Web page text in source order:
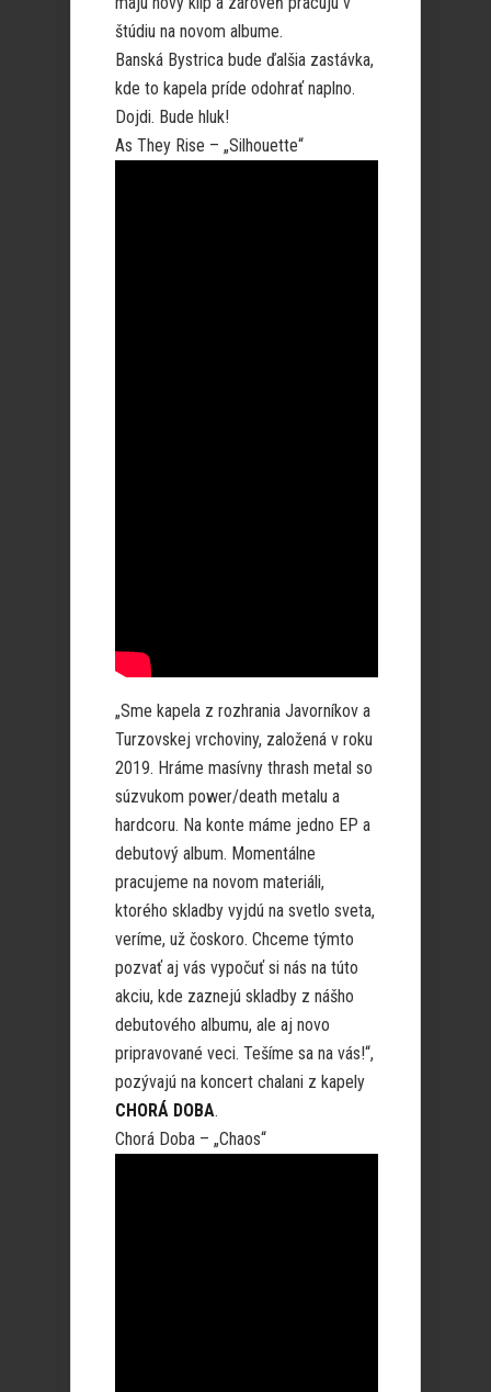
štúdiu na novom albume.
Banská Bystrica bude ďalšia zastávka,
kde to kapela príde odohrať naplno.
Dojdi. Bude hluk!
As They Rise – „Silhouette“
„Sme kapela z rozhrania Javorníkov a
Turzovskej vrchoviny, založená v roku
2019. Hráme masívny thrash metal so
súzvukom power/death metalu a
hardcoru. Na konte máme jedno EP a
debutový album. Momentálne
pracujeme na novom materiáli,
ktorého skladby vyjdú na svetlo sveta,
veríme, už čoskoro. Chceme týmto
pozvať aj vás vypočuť si nás na túto
akciu, kde zaznejú skladby z nášho
debutového albumu, ale aj novo
pripravované veci. Tešíme sa na vás!“,
pozývajú na koncert chalani z kapely
CHORÁ DOBA.
Chorá Doba – „Chaos“